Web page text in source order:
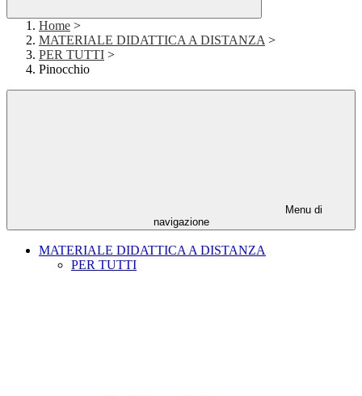
Home >
MATERIALE DIDATTICA A DISTANZA >
PER TUTTI >
Pinocchio
Menu di
navigazione
MATERIALE DIDATTICA A DISTANZA
PER TUTTI